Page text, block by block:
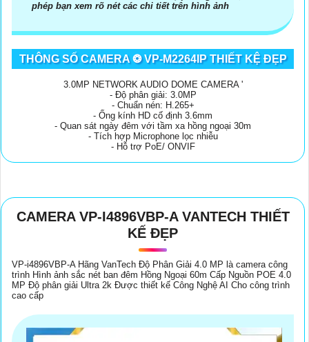
phép bạn xem rõ nét các chi tiết trên hình ảnh
THÔNG SỐ CAMERA ❂ VP-M2264IP THIẾT KỆ ĐẸP
3.0MP NETWORK AUDIO DOME CAMERA '
- Độ phân giải: 3.0MP
- Chuẩn nén: H.265+
- Ống kính HD cố định 3.6mm
- Quan sát ngày đêm với tầm xa hồng ngoại 30m
- Tích hợp Microphone lọc nhiễu
- Hỗ trợ PoE/ ONVIF
CAMERA VP-I4896VBP-A VANTECH THIẾT
KẾ ĐẸP
VP-i4896VBP-A Hãng VanTech Độ Phân Giải 4.0 MP là camera công
trình Hình ảnh sắc nét ban đêm Hồng Ngoại 60m Cấp Nguồn POE 4.0
MP Độ phân giải Ultra 2k Được thiết kế Công Nghệ AI Cho công trình
cao cấp